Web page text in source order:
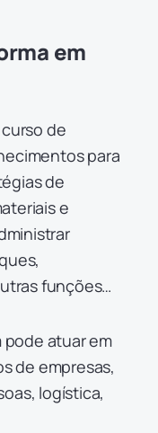
em
de
para
de
e
funções…
pode atuar em
de empresas,
logística,